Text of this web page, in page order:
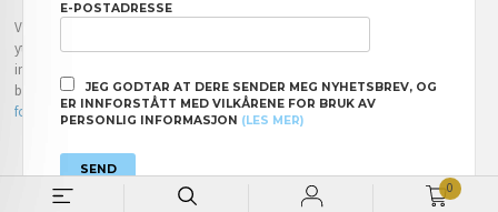
0
Vår nettbutikk bruker cookies slik at du får en bedre kjøpsopplevelse og vi kan
yte deg bedre service. Vi bruker cookies hovedsaklig til å lagre
innloggingsdetaljer og huske hva du har puttet i handlekurven din. Fortsett å
bruke siden som normalt om du godtar dette.Les merellerendre innstillinger
for cookies.
E-POSTADRESSE
JEG GODTAR AT DERE SENDER MEG NYHETSBREV, OG
ER INNFORSTÅTT MED VILKÅRENE FOR BRUK AV
PERSONLIG INFORMASJON (LES MER)